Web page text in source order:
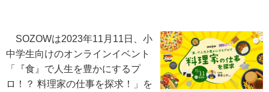
SOZOWは2023年11月11日、小
中学生向けのオンラインイベント
「『食』で人生を豊かにするプ
ロ！？ 料理家の仕事を探求！」を